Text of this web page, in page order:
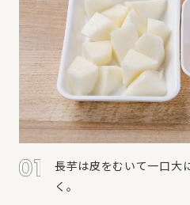
長芋は皮をむいて一口大
く。